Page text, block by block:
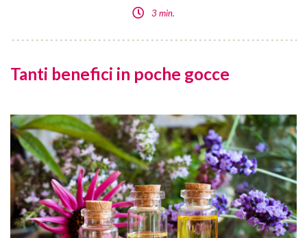
3 min.
Tanti benefici in poche gocce